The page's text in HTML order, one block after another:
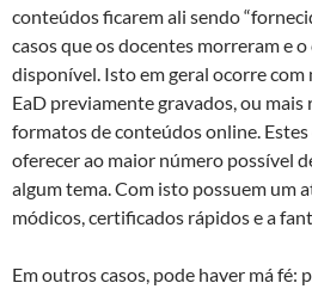
conteúdos ficarem ali sendo
casos que os docentes morreram e
disponível. Isto em geral ocorre
EaD previamente gravados, ou
formatos de conteúdos online.
oferecer ao maior número possível
algum tema. Com isto possuem um
módicos, certificados rápidos e a
Em outros casos, pode haver má fé: